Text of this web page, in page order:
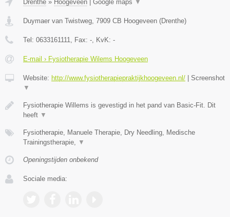
Drenthe » Hoogeveen Google maps ▼
Duymaer van Twistweg 7909 CB Hoogeveen (Drenthe)
Tel: 0633161111 , Fax: - , KvK: -
E-mail › Fysiotherapie Wilems Hoogeveen
Website: http://www.fysiotherapiepraktijkhoogeveen.nl/
Screenshot
▼
Fysiotherapie Willems is gevestigd in het pand van Basic-Fit. Dit
heeft ▼
Fysiotherapie, Manuele Therapie, Dry Needling, Medische
Trainingstherapie,
▼
Openingstijden onbekend
Sociale media: